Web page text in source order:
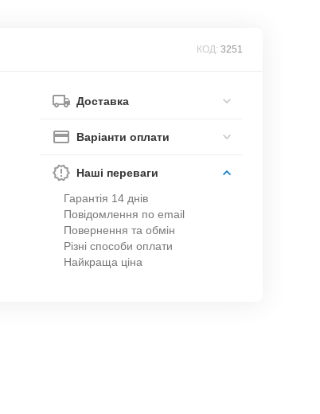
КОД: 3251
Доставка
Варіанти оплати
Наші переваги
Гарантія 14 днів
Повідомлення по email
Повернення та обмін
Різні способи оплати
Найкраща ціна